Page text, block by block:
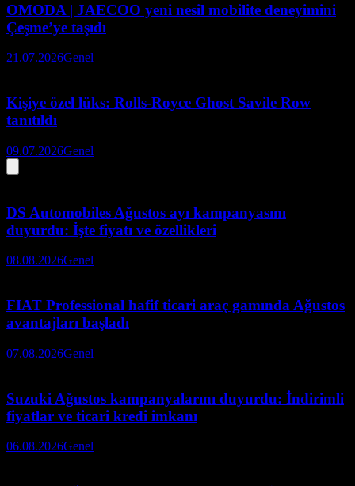
OMODA | JAECOO yeni nesil mobilite deneyimini
Çeşme’ye taşıdı
21.07.2026Genel
Kişiye özel lüks: Rolls-Royce Ghost Savile Row
tanıtıldı
09.07.2026Genel
DS Automobiles Ağustos ayı kampanyasını
duyurdu: İşte fiyatı ve özellikleri
08.08.2026Genel
FIAT Professional hafif ticari araç gamında Ağustos
avantajları başladı
07.08.2026Genel
Suzuki Ağustos kampanyalarını duyurdu: İndirimli
fiyatlar ve ticari kredi imkanı
06.08.2026Genel